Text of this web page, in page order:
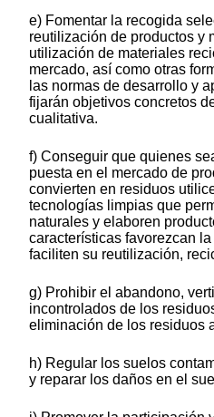
e) Fomentar la recogida
reutilización de productos y
utilización de materiales
mercado, así como otras
las normas de desarrollo y
fijarán objetivos concretos
cualitativa.
f) Conseguir que quienes
puesta en el mercado de
convierten en residuos
tecnologías limpias que
naturales y elaboren
características favorezcan
faciliten su reutilización,
g) Prohibir el abandono,
incontrolados de los
eliminación de los residuos
h) Regular los suelos
y reparar los daños en el